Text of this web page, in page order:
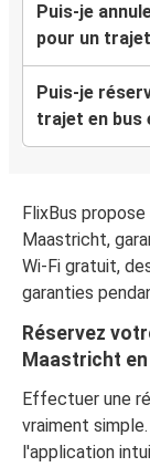
Puis-je
pour un
Puis-je
trajet en bus
FlixBus propose
Maastricht,
Wi-Fi gratuit,
garanties
Réservez
Maastricht
Effectuer une
vraiment
l'application